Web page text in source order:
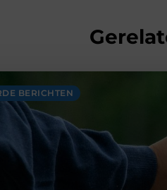
BERICHTEN